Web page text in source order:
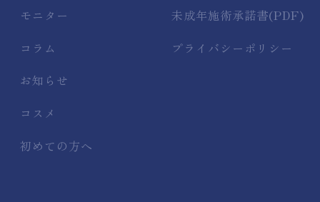
モニター
コラム
お知らせ
コスメ
初めての方へ
未成年施術承諾書(PDF)
プライバシーポリシー